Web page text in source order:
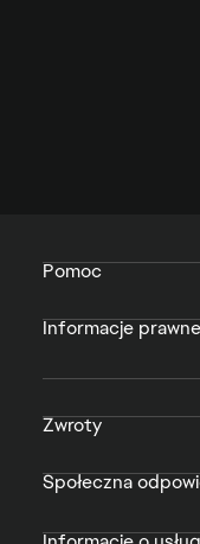
Pomoc
Informacje
Zwroty
Społeczna